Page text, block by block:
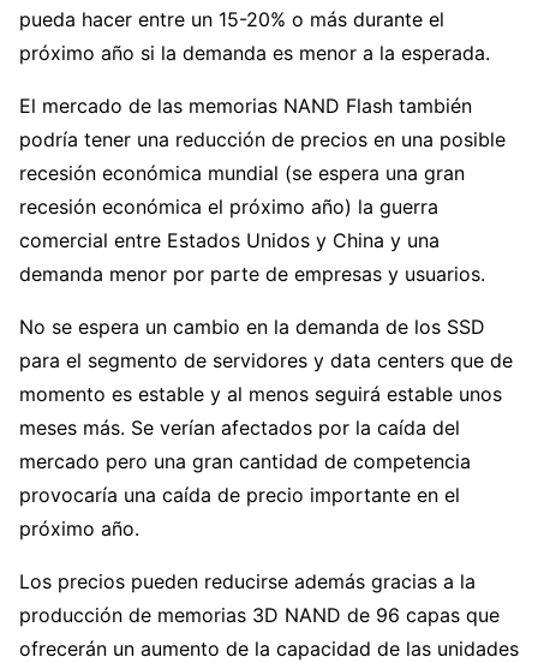
pueda hacer entre un 15-20% o más durante el
próximo año si la demanda es menor a la esperada.
El mercado de las memorias NAND Flash también
podría tener una reducción de precios en una posible
recesión económica mundial (se espera una gran
recesión económica el próximo año) la guerra
comercial entre Estados Unidos y China y una
demanda menor por parte de empresas y usuarios.
No se espera un cambio en la demanda de los SSD
para el segmento de servidores y data centers que de
momento es estable y al menos seguirá estable unos
meses más. Se verían afectados por la caída del
mercado pero una gran cantidad de competencia
provocaría una caída de precio importante en el
próximo año.
Los precios pueden reducirse además gracias a la
producción de memorias 3D NAND de 96 capas que
ofrecerán un aumento de la capacidad de las unidades